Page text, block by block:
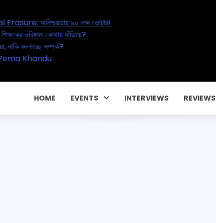
Great Electoral Erasure: অনিশ্চয়তায় ৯০ লক্ষ ভোটার!
Education Reset: ২০ লক্ষ শিক্ষকের ভবিষ্যৎ কোথায় দাঁড়িয়ে?
Affair – বাড়ছে পরকীয়া, নাকি বদলাচ্ছে সম্পর্ক?
টাকার পারিবারিক কন্ট্রাক্টে! CM Pema Khandu
HOME EVENTS INTERVIEWS REVIEWS